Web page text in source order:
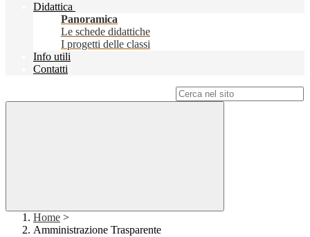
Didattica
Panoramica
Le schede didattiche
I progetti delle classi
Info utili
Contatti
Home >
Amministrazione Trasparente